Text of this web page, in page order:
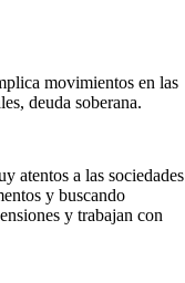
movimientos en las
deuda soberana.
atentos a las sociedades
y buscando
y trabajan con